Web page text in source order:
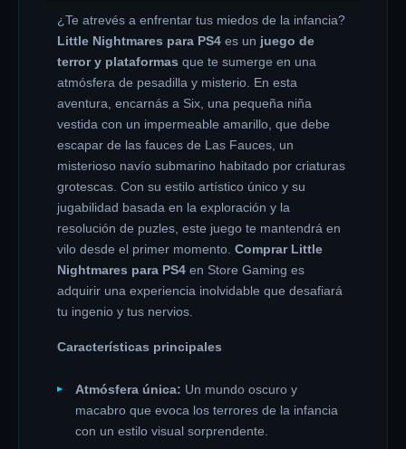
¿Te atrevés a enfrentar tus miedos de la infancia?
Little Nightmares para PS4 es un juego de
terror y plataformas que te sumerge en una
atmósfera de pesadilla y misterio. En esta
aventura, encarnás a Six, una pequeña niña
vestida con un impermeable amarillo, que debe
escapar de las fauces de Las Fauces, un
misterioso navío submarino habitado por criaturas
grotescas. Con su estilo artístico único y su
jugabilidad basada en la exploración y la
resolución de puzles, este juego te mantendrá en
vilo desde el primer momento. Comprar Little
Nightmares para PS4 en Store Gaming es
adquirir una experiencia inolvidable que desafiará
tu ingenio y tus nervios.
Características principales
Atmósfera única: Un mundo oscuro y
macabro que evoca los terrores de la infancia
con un estilo visual sorprendente.